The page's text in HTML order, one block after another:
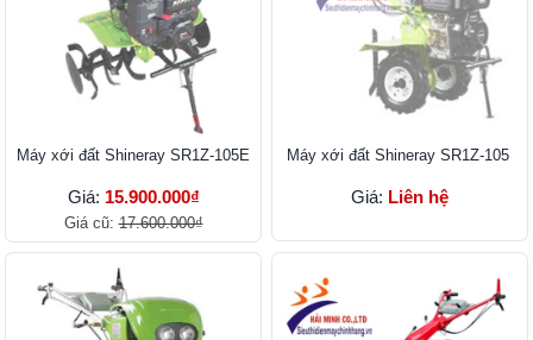
Máy xới đất Shineray SR1Z-105E
Giá: 15.900.000₫
Giá cũ:17.600.000₫
Máy xới đất Shineray SR1Z-105
Giá: Liên hệ